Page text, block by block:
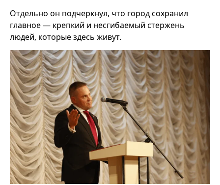
Отдельно он подчеркнул, что город сохранил
главное — крепкий и несгибаемый стержень
людей, которые здесь живут.